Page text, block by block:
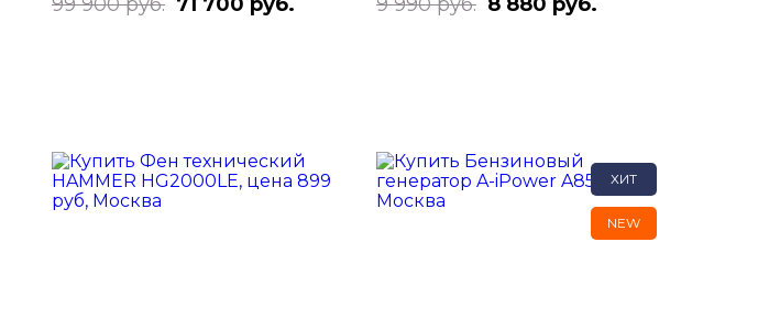
ХИТ
NEW